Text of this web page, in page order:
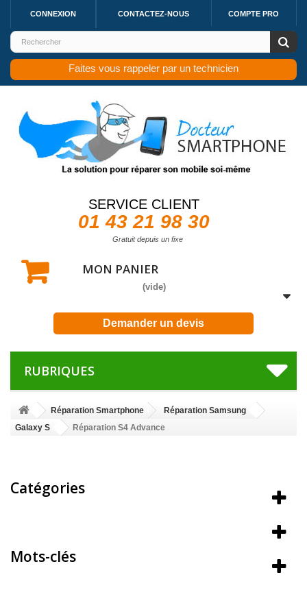
CONNEXION CONTACTEZ-NOUS COMPTE PRO
Faites vous rappeler par un technicien
SERVICE CLIENT
01 43 21 98 30
Gratuit depuis un fixe
MON PANIER
(vide)
Demander un devis
RUBRIQUES
Réparation Smartphone
Réparation Samsung
Galaxy S
Réparation S4 Advance
Catégories
Mots-clés